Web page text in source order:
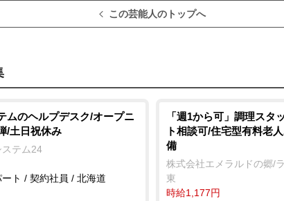
この芸能人のトップへ
ムのヘルプデスク/オープニ
/土日祝休み
テム24
ト / 契約社員 / 北海道
「週1から可」調理スタ
ト相談可/住宅型有料老
備
株式会社エメラルドの郷/
東
時給1,177円